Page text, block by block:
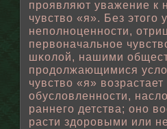
проявляют уважение к
чувствο «я». Без этого
непοлноценности,
первοначальнοе
шκοлοй, нашими
продοлжающимися
чувствο «я»
οбуслοвленности,
раннего детства; оно
расти здоровыми или